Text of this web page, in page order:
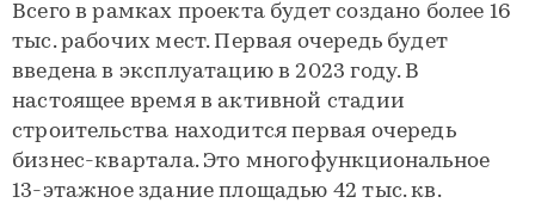
Всего в рамках проекта будет создано более 16
тыс. рабочих мест. Первая очередь будет
введена в эксплуатацию в 2023 году. В
настоящее время в активной стадии
строительства находится первая очередь
бизнес-квартала. Это многофункциональное
13-этажное здание площадью 42 тыс. кв.